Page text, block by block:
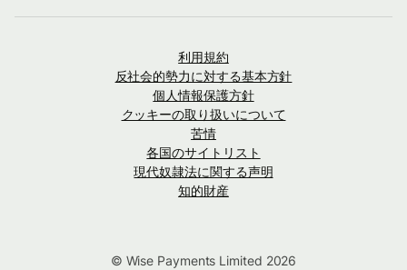
利用規約
反社会的勢力に対する基本方針
個人情報保護方針
クッキーの取り扱いについて
苦情
各国のサイトリスト
現代奴隷法に関する声明
知的財産
© Wise Payments Limited 2026